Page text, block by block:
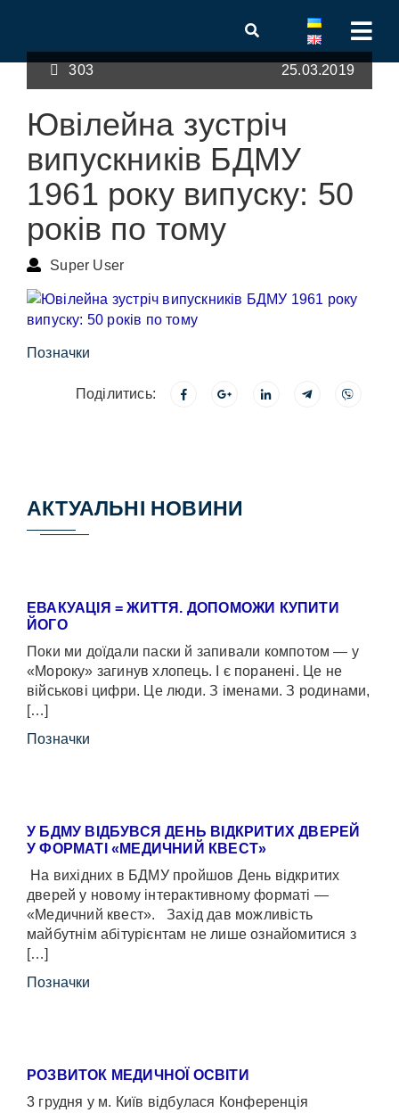
303 25.03.2019
Ювілейна зустріч
випускників БДМУ
1961 року випуску: 50
років по тому
Super User
Позначки
Поділитись:
АКТУАЛЬНІ НОВИНИ
ЕВАКУАЦІЯ = ЖИТТЯ. ДОПОМОЖИ КУПИТИ
ЙОГО
Поки ми доїдали паски й запивали компотом — у
«Мороку» загинув хлопець. І є поранені. Це не
військові цифри. Це люди. З іменами. З родинами,
[…]
Позначки
У БДМУ ВІДБУВСЯ ДЕНЬ ВІДКРИТИХ ДВЕРЕЙ
У ФОРМАТІ «МЕДИЧНИЙ КВЕСТ»
На вихідних в БДМУ пройшов День відкритих
дверей у новому інтерактивному форматі —
«Медичний квест». Захід дав можливість
майбутнім абітурієнтам не лише ознайомитися з
[…]
Позначки
РОЗВИТОК МЕДИЧНОЇ ОСВІТИ
3 грудня у м. Київ відбулася Конференція